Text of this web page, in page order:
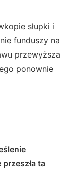
słupki i
funduszy na
przewyższa
ponownie
ta